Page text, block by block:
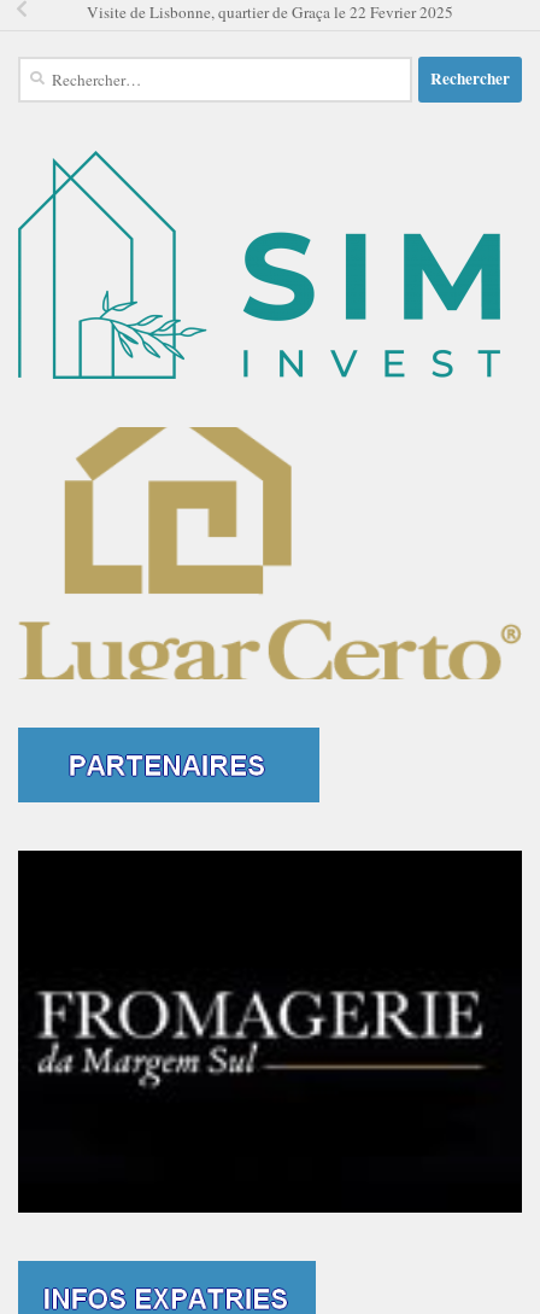
Visite de Lisbonne, quartier de Graça le 22 Fevrier 2025
Rechercher :